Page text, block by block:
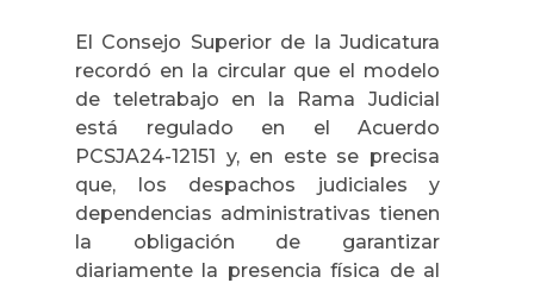
El Consejo Superior de la Judicatura
recordó en la circular que el modelo
de teletrabajo en la Rama Judicial
está regulado en el Acuerdo
PCSJA24-12151 y, en este se precisa
que, los despachos judiciales y
dependencias administrativas tienen
la obligación de garantizar
diariamente la presencia física de al